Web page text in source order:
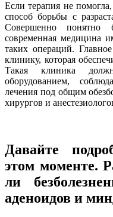
Если терапия не
способ борьбы с
Совершенно понятно
современная медицина
таких операций.
клинику, которая
Такая клиника
оборудованием,
лечения под общим
хирургов и
Давайте
этом моменте.
ли
аденоидов и